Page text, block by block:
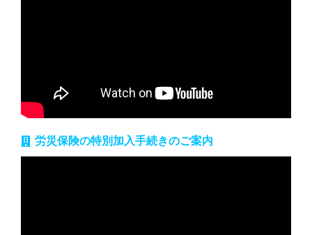
労災保険の特別加入手続きのご案内